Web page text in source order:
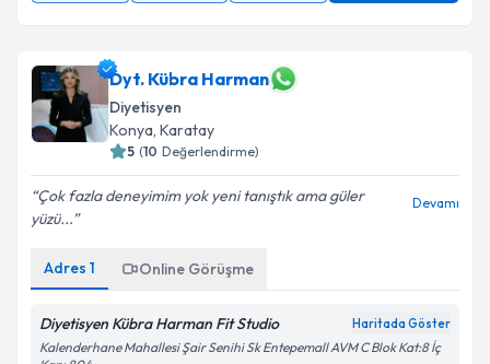
Dyt. Kübra Harman
Diyetisyen
Konya, Karatay
5 (10 Değerlendirme)
Çok fazla deneyimim yok yeni tanıştık ama güler
yüzü...
Devamı
Adres 1 Online Görüşme
Diyetisyen Kübra Harman Fit Studio Haritada Göster
Kalenderhane Mahallesi Şair Senihi Sk Entepemall AVM C Blok Kat:8 İç